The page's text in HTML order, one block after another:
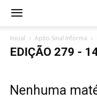
Inicial Apito Sinal Informa
EDIÇÃO 279 -
Nenhuma